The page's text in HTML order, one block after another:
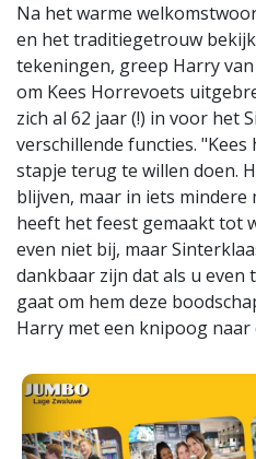
Na het warme
en het traditiegetrouw
tekeningen, greep Harry
om Kees Horrevoets
zich al 62 jaar (!) in voor het
verschillende functies.
stapje terug te willen doen.
blijven, maar in iets mindere
heeft het feest gemaakt tot
even niet bij, maar
dankbaar zijn dat als u even
gaat om hem deze
Harry met een knipoog naar